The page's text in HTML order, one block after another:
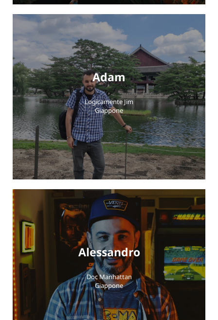
Adam
Logicamente Jim
Giappone
Alessandro
Doc Manhattan
Giappone